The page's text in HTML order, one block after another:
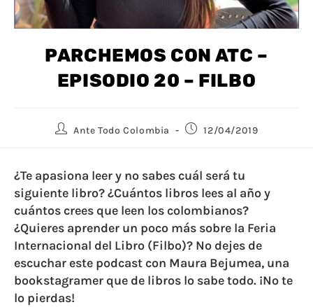
PARCHEMOS CON ATC –
EPISODIO 20 – FILBO
Ante Todo Colombia 12/04/2019
¿Te apasiona leer y no sabes cuál será tu
siguiente libro? ¿Cuántos libros lees al año y
cuántos crees que leen los colombianos?
¿Quieres aprender un poco más sobre la Feria
Internacional del Libro (Filbo)? No dejes de
escuchar este podcast con Maura Bejumea, una
bookstagramer que de libros lo sabe todo. ¡No te
lo pierdas!